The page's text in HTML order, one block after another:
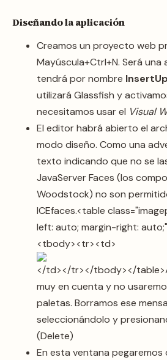
Diseñando la aplicación
Creamos un proyecto web
Mayúscula+Ctrl+N. Será
tendrá por nombre
utilizará Glassfish y
necesitamos usar el Visual
El editor habrá abierto el
modo diseño. Como una
texto indicando que no se
JavaServer Faces (los
Woodstock) no son
ICEfaces.<table
left: auto; margin-right:
<tbody><tr><td>
</td></tr></tbody></
muy en cuenta y no
paletas. Borramos ese
seleccionándolo y
(Delete)
En esta ventana pegaremos